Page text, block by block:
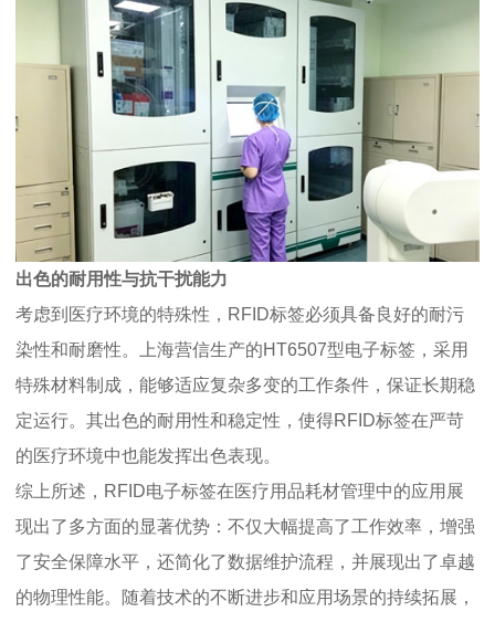
出色的耐用性与抗干扰能力
考虑到医疗环境的特殊性，RFID标签必须具备良好的耐污
染性和耐磨性。上海营信生产的HT6507型电子标签，采用
特殊材料制成，能够适应复杂多变的工作条件，保证长期稳
定运行。其出色的耐用性和稳定性，使得RFID标签在严苛
的医疗环境中也能发挥出色表现。
综上所述，RFID电子标签在医疗用品耗材管理中的应用展
现出了多方面的显著优势：不仅大幅提高了工作效率，增强
了安全保障水平，还简化了数据维护流程，并展现出了卓越
的物理性能。随着技术的不断进步和应用场景的持续拓展，